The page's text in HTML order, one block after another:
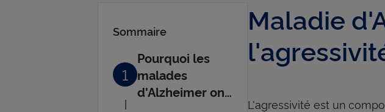
Sommaire
1
Pourquoi les
malades
d'Alzheimer ont
Maladie
L'agressivité est un